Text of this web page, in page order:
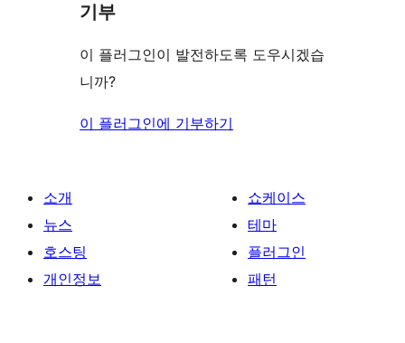
기부
이 플러그인이 발전하도록 도우시겠습
니까?
이 플러그인에 기부하기
소개
뉴스
호스팅
개인정보
쇼케이스
테마
플러그인
패턴